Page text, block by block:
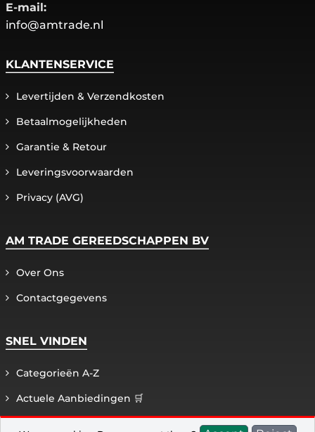
E-mail:
info@amtrade.nl
KLANTENSERVICE
Levertijden & Verzendkosten
Betaalmogelijkheden
Garantie & Retour
Leveringsvoorwaarden
Privacy (AVG)
AM TRADE GEREEDSCHAPPEN BV
Over Ons
Contactgegevens
SNEL VINDEN
Categorieën A-Z
Actuele Aanbiedingen 🛒